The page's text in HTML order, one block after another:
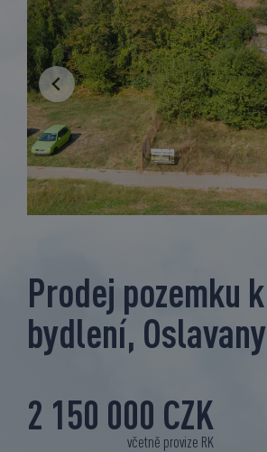
Prodej pozemku k
bydlení, Oslavany
2 150 000 CZK
včetně provize RK